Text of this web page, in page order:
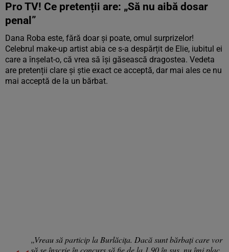
Pro TV! Ce pretenții are: „Să nu aibă dosar
penal”
Dana Roba este, fără doar și poate, omul surprizelor!
Celebrul make-up artist abia ce s-a despărțit de Elie, iubitul ei
care a înșelat-o, că vrea să își găsească dragostea. Vedeta
are pretenții clare și știe exact ce acceptă, dar mai ales ce nu
mai acceptă de la un bărbat.
„Vreau să particip la Burlăcița. Dacă sunt bărbați care vor
să se înscrie în concurs să fie de la 1,90 în sus, nu îmi plac